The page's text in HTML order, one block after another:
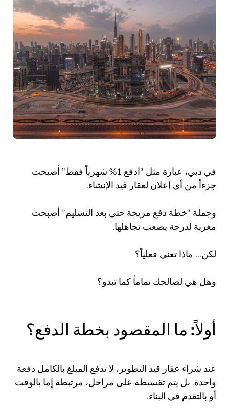
في دبي، عبارة مثل “ادفع 1% شهرياً فقط” أصبحت
جزءاً من أي إعلان لعقار قيد الإنشاء.
وجملة “خطة دفع مريحة حتى بعد التسليم” أصبحت
مغرية لدرجة يصعب تجاهلها.
لكن… ماذا تعني فعلياً؟
وهل هي لصالحك تماماً كما تبدو؟
أولاً: ما المقصود بخطة الدفع؟
عند شراء عقار قيد التطوير، لا تدفع المبلغ بالكامل دفعة
واحدة. بل يتم تقسيطه على مراحل، مرتبطة إما بالوقت
أو بالتقدم في البناء.